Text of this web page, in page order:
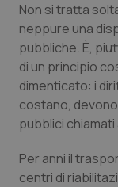
Lazio
Liguria
Lombardia
Molise
Diabete &
Disturbi
Dolore
Donna &
Epatiti
Non si tratta
neppure una
pubbliche. È,
di un principio
dimenticato: i
costano,
pubblici chiamati
Per anni il
centri di